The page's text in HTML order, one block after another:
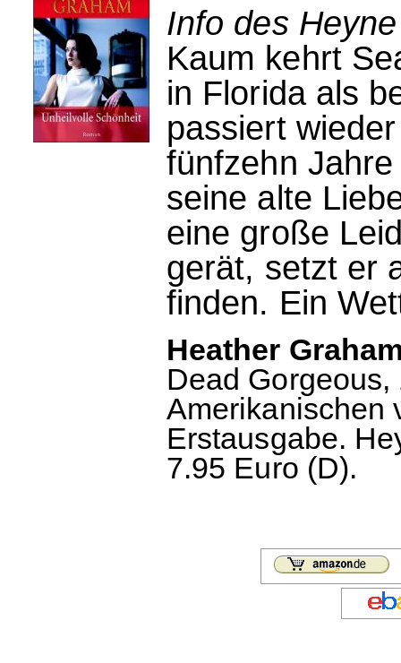
Info des
Kaum kehrt
in Florida als
passiert
fünfzehn
seine alte
eine große
gerät, setzt er
finden. Ein
Heather
Dead
Amerikanischen
Erstausgabe.
7.95 Euro (D).